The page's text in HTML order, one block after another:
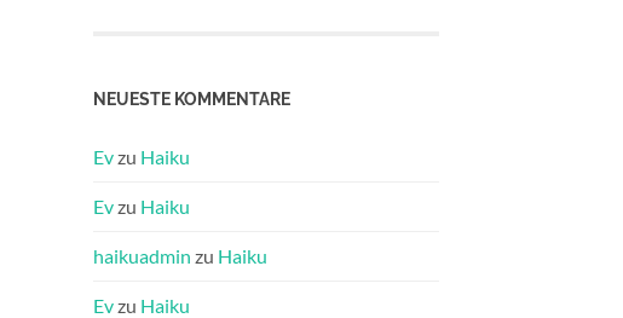
NEUESTE KOMMENTARE
Evzu Haiku
Evzu Haiku
haikuadmin zu Haiku
Evzu Haiku